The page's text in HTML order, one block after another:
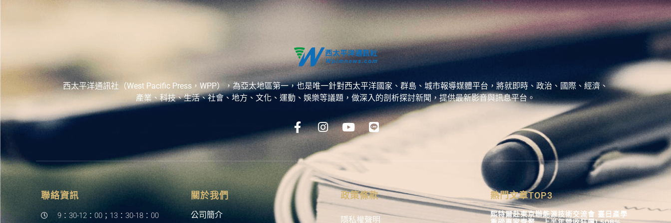
西太平洋通訊社（West Pacific Press，WPP），為亞太地區第一，也是唯一針對西太平洋國家、群島、城市報導媒體平台，將就即時、政治、國際、經濟、
產業、科技、生活、社會、地方、文化、運動、娛樂等議題，做深入的剖析探討新聞，提供最新影音與訊息平台。
聯絡資訊
9：30-12：00；13：30-18：00
關於我們
公司簡介
政策條款
隱私權聲明
熱門文章TOP3
熙特爾赴東京辦能源技術交流會 臺日產學